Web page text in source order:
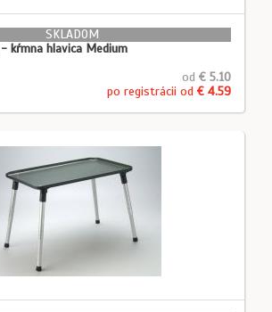
SKLADOM
kŕmna hlavica Medium
od € 5.10
po registrácii od € 4.59